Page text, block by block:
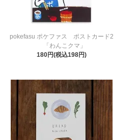
pokefasu ポケファス ポストカード2
「わんこクマ」
180円(税込198円)